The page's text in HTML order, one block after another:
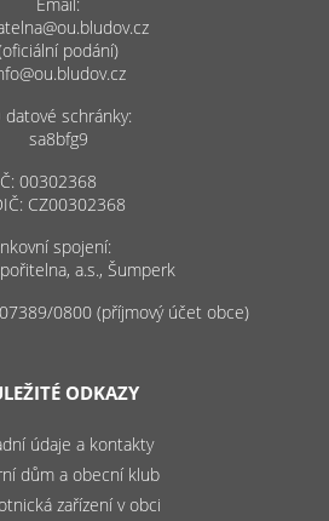
podání)
datové schránky:
sa8bfg9
00302368
CZ00302368
spojení:
a.s., Šumperk
0800 (příjmový účet obce)
ODKAZY
údaje a kontakty
dům a obecní klub
zařízení v obci